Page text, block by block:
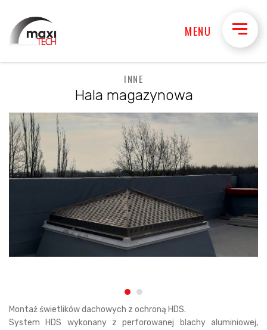
MENU
INNE
Hala magazynowa
Montaż świetlików dachowych z ochroną HDS.
System HDS wykonany z perforowanej blachy aluminiowej,